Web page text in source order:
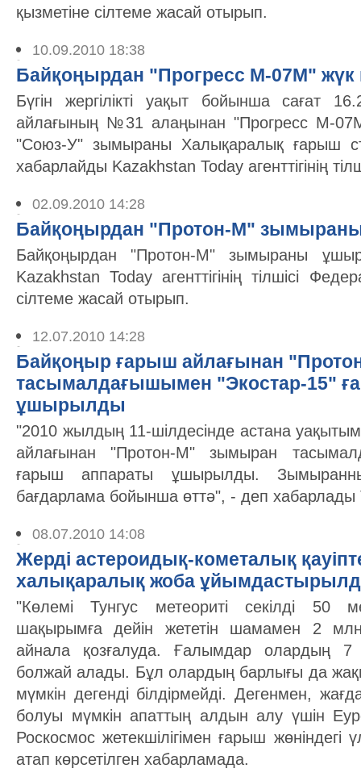
қызметіне сілтеме жасай отырып.
10.09.2010 18:38
Байқоңырдан "Прогресс М-07М"
Бүгін жергілікті уақыт бойынша сағат
айлағының №31 алаңынан "Прогресс М-
"Союз-У" зымыраны Халықаралық ғарыш
хабарлайды Kazakhstan Today агенттігінің
02.09.2010 14:28
Байқоңырдан "Протон-М"
Байқоңырдан "Протон-М" зымыраны
Kazakhstan Today агенттігінің тілшісі
сілтеме жасай отырып.
12.07.2010 14:28
Байқоңыр ғарыш айлағынан
тасымалдағышымен "Экостар-15"
ұшырылды
"2010 жылдың 11-шілдесінде астана
айлағынан "Протон-М" зымыран
ғарыш аппараты ұшырылды.
бағдарлама бойынша өттә", - деп
08.07.2010 14:08
Жерді астероидық-кометалық
халықаралық жоба
"Көлемі Тунгус метеориті секілді 50
шақырымға дейін жететін шамамен 2
айнала қозғалуда. Ғалымдар олардың 7
болжай алады. Бұл олардың барлығы да
мүмкін дегенді білдірмейді. Дегенмен,
болуы мүмкін апаттың алдын алу үшін
Роскосмос жетекшілігімен ғарыш
атап көрсетілген хабарламада.